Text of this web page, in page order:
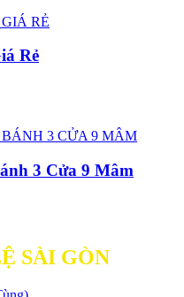
Rẻ
3 Cửa 9 Mâm
SÀI GÒN